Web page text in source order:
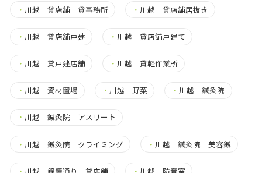
・ 川越 貸店舗 貸事務所 ・ 川越 貸店舗居抜き
・ 川越 貸店舗戸建 ・ 川越 貸店舗戸建て
・ 川越 貸戸建店舗 ・ 川越 貸軽作業所
・ 川越 資材置場 ・ 川越 野菜 ・ 川越 鍼灸院
・ 川越 鍼灸院 アスリート
・ 川越 鍼灸院 クライミング ・ 川越 鍼灸院 美容鍼